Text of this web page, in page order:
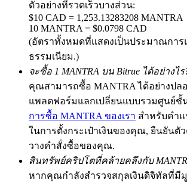
Exclusive for BitMart Users
Register & Trade to Win 500,000 USDT
Precious Metals Trading Carnival
Trade Gold & Silver · 33,333 USDT
ตัวอย่างที่รวดเร็วบางส่วน:
$10 CAD = 1,253.13283208 MANTRA
10 MANTRA = $0.0798 CAD
(อัตราทั้งหมดที่แสดงเป็นประมาณการ
ธรรมเนียม.)
จะซื้อ 1 MANTRA บน Bitrue ได้อย่างไร
คุณสามารถซื้อ MANTRA ได้อย่างปล
แพลตฟอร์มแลกเปลี่ยนแบบรวมศูนย์ชั้
การซื้อ MANTRA ของเรา สำหรับคำ
ในการตั้งกระเป๋าเงินของคุณ, ยืนยันตั
วางคำสั่งซื้อของคุณ.
สินทรัพย์คริปโตที่คล้ายคลึงกับ
หากคุณกำลังสำรวจสกุลเงินดิจิทัลที่มี